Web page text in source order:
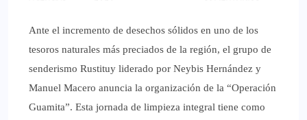
Ante el incremento de desechos sólidos en uno de los
tesoros naturales más preciados de la región, el grupo de
senderismo Rustituy liderado por Neybis Hernández y
Manuel Macero anuncia la organización de la “Operación
Guamita”. Esta jornada de limpieza integral tiene como